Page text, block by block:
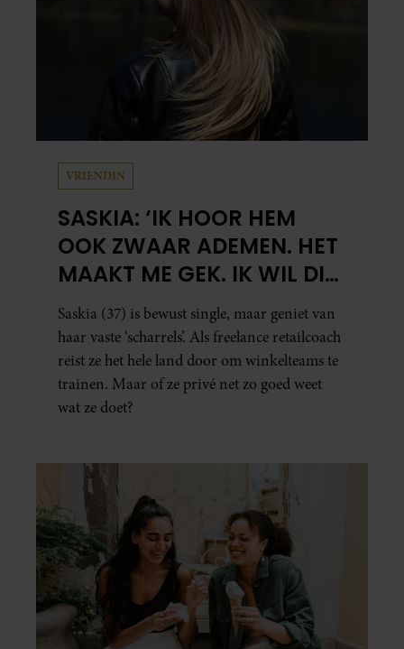
VRIENDIN
SASKIA: ‘IK HOOR HEM
OOK ZWAAR ADEMEN. HET
MAAKT ME GEK. IK WIL DIE
MAN.’
Saskia (37) is bewust single, maar geniet van
haar vaste ‘scharrels’. Als freelance retailcoach
reist ze het hele land door om winkelteams te
trainen. Maar of ze privé net zo goed weet
wat ze doet?